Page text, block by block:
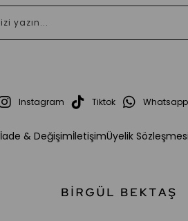
Instagram Tiktok Whatsapp
İade & DeğişimİletişimÜyelik Sözleşmesi